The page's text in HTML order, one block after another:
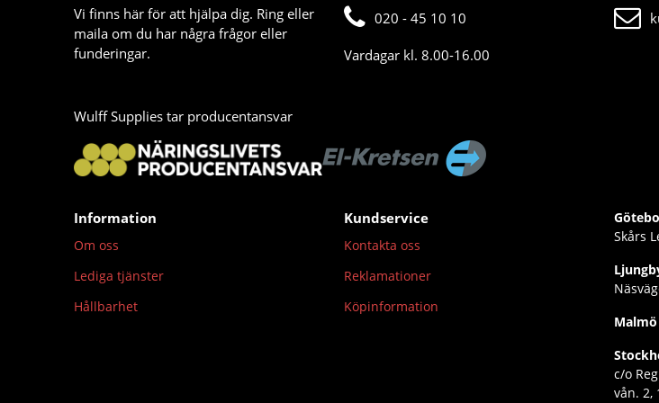
Vi finns här för att hjälpa dig. Ring eller
maila om du har några frågor eller
funderingar.
020 - 45 10 10
Vardagar kl. 8.00-16.00
Wulff Supplies tar producentansvar
Information
Om oss
Lediga tjänster
Hållbarhet
Kundservice
Kontakta oss
Reklamationer
Köpinformation
Skårs
Malmö
c/o
vån. 2,